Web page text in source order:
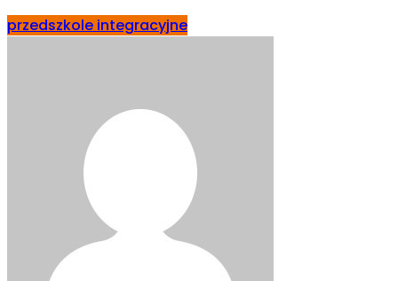
przedszkole integracyjne